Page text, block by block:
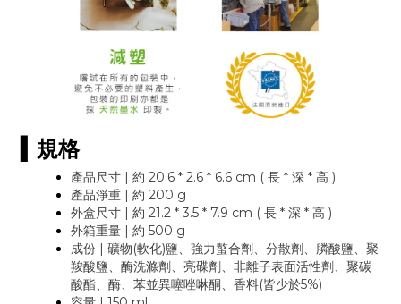
規格
產品尺寸 | 約 20.6 * 2.6 * 6.6 cm ( 長 * 深 * 高 )
產品淨重 | 約 200 g
外盒尺寸 | 約 21.2 * 3.5 * 7.9 cm ( 長 * 深 * 高 )
外箱重量 | 約 500 g
成份 | 礦物(軟化)鹽、強力螯合劑、分散劑、膦酸鹽、聚
羧酸鹽、酶洗滌劑、亮碟劑、非離子表面活性劑、聚碳
酸酯、酶、苯並異噻唑啉酮、香料(皆少於5%)